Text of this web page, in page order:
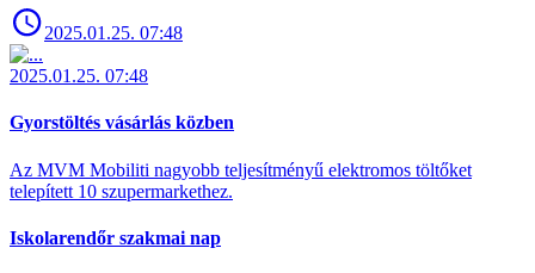
2025.01.25. 07:48
2025.01.25. 07:48
Gyorstöltés vásárlás közben
Az MVM Mobiliti nagyobb teljesítményű elektromos töltőket
telepített 10 szupermarkethez.
Iskolarendőr szakmai nap